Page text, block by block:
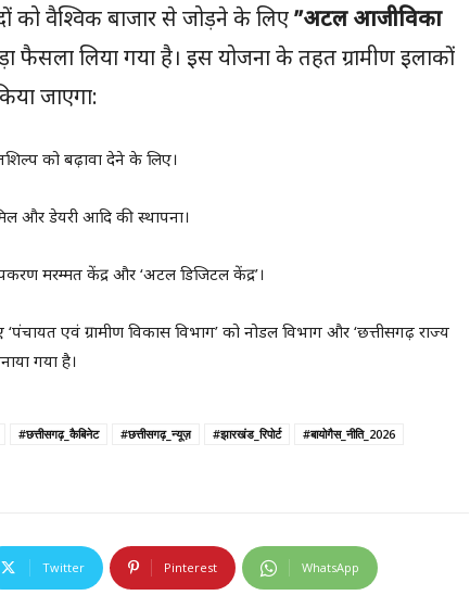
को वैश्विक बाजार से जोड़ने के लिए’’अटल आजीविका
लिया गया है। इस योजना के तहत ग्रामीण इलाकों
जाएगा:
को बढ़ावा देने के लिए।
और डेयरी आदि की स्थापना।
मरम्मत केंद्र और ‘अटल डिजिटल केंद्र’।
एवं ग्रामीण विकास विभाग’ को नोडल विभाग और ‘छत्तीसगढ़ राज्य
गया है।
#छत्तीसगढ़_कैबिनेट #छत्तीसगढ़_न्यूज़ #झारखंड_रिपोर्ट
#बायोगैस_नीति_2026
Twitter Pinterest WhatsApp